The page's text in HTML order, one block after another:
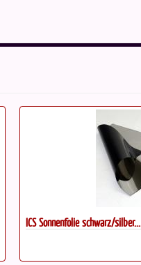
ICS Sonnenfolie schwarz/silber...